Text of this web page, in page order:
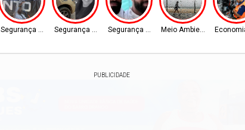
Segurança PúblicaSegurança PúblicaSegurança PúblicaMeio Ambiente
PUBLICIDADE